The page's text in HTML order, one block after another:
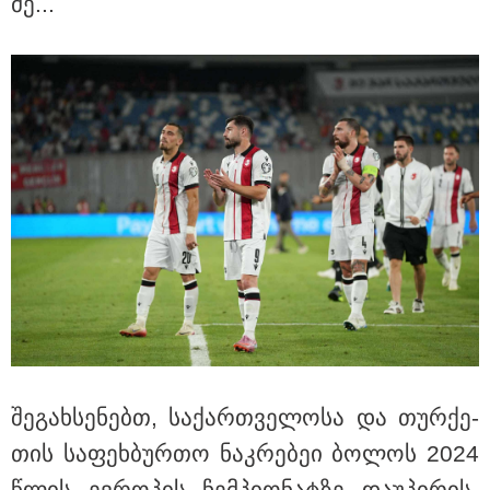
ნია იმნაძეს და ანასტასია
ბერუაშვილს ბრალდება
წარედგინათ - რამდენ წლიანი
პატიმრობა ემუქრებათ
არასრულწლოვნებს?
რა გახდა “სამგორის” მეტროში
სტუდენტის გარდაცვალების
მიზეზი - ცნობილია ექსპერტიზის
პასუხი
შე­გახ­სე­ნებთ, სა­ქარ­თვე­ლო­სა და თურ­ქე­
თის სა­ფეხ­ბურ­თო ნაკ­რე­ბეი ბო­ლოს 2024